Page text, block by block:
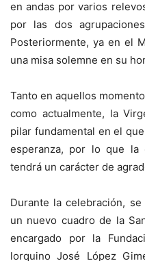
en andas por varios
por las dos
Posteriormente, ya en el
una misa solemne en su
Tanto en aquellos
como actualmente, la
pilar fundamental en el
esperanza, por lo que la
tendrá un carácter de
Durante la celebración,
un nuevo cuadro de la
encargado por la
lorquino José López